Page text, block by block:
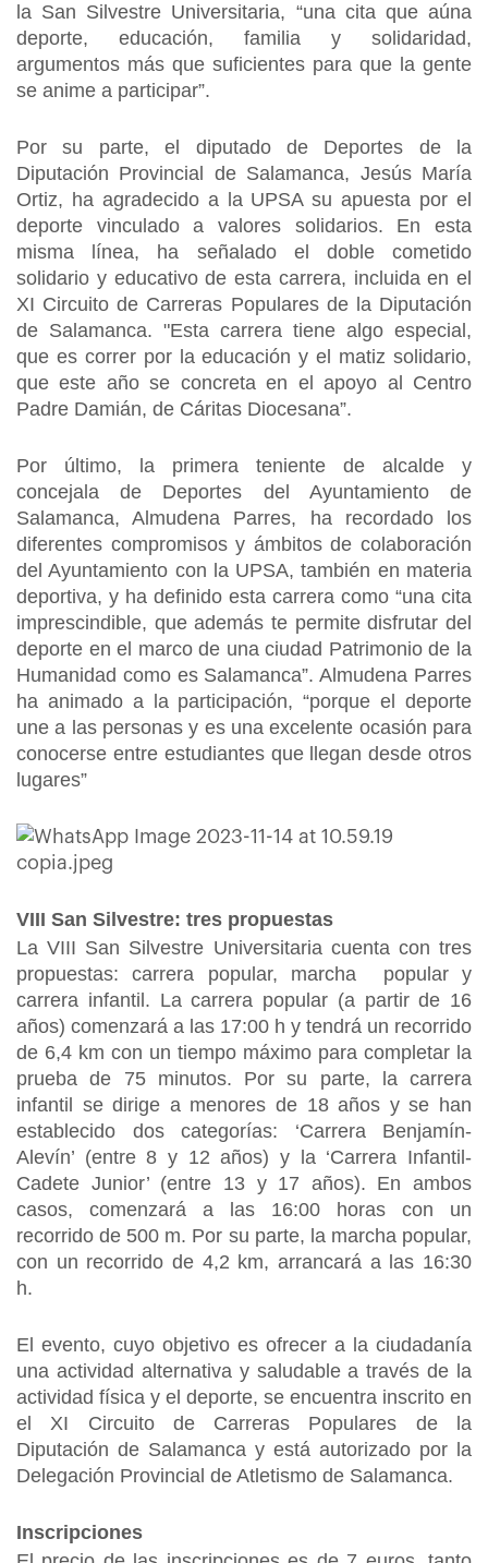
la San Silvestre Universitaria, “una cita que aúna
deporte, educación, familia y solidaridad,
argumentos más que suficientes para que la gente
se anime a participar”.
Por su parte, el diputado de Deportes de la
Diputación Provincial de Salamanca, Jesús María
Ortiz, ha agradecido a la UPSA su apuesta por el
deporte vinculado a valores solidarios. En esta
misma línea, ha señalado el doble cometido
solidario y educativo de esta carrera, incluida en el
XI Circuito de Carreras Populares de la Diputación
de Salamanca. "Esta carrera tiene algo especial,
que es correr por la educación y el matiz solidario,
que este año se concreta en el apoyo al Centro
Padre Damián, de Cáritas Diocesana”.
Por último, la primera teniente de alcalde y
concejala de Deportes del Ayuntamiento de
Salamanca, Almudena Parres, ha recordado los
diferentes compromisos y ámbitos de colaboración
del Ayuntamiento con la UPSA, también en materia
deportiva, y ha definido esta carrera como “una cita
imprescindible, que además te permite disfrutar del
deporte en el marco de una ciudad Patrimonio de la
Humanidad como es Salamanca”. Almudena Parres
ha animado a la participación, “porque el deporte
une a las personas y es una excelente ocasión para
conocerse entre estudiantes que llegan desde otros
lugares”
VIII San Silvestre: tres propuestas
La VIII San Silvestre Universitaria cuenta con tres
propuestas: carrera popular, marcha popular y
carrera infantil. La carrera popular (a partir de 16
años) comenzará a las 17:00 h y tendrá un recorrido
de 6,4 km con un tiempo máximo para completar la
prueba de 75 minutos. Por su parte, la carrera
infantil se dirige a menores de 18 años y se han
establecido dos categorías: ‘Carrera Benjamín-
Alevín’ (entre 8 y 12 años) y la ‘Carrera Infantil-
Cadete Junior’ (entre 13 y 17 años). En ambos
casos, comenzará a las 16:00 horas con un
recorrido de 500 m. Por su parte, la marcha popular,
con un recorrido de 4,2 km, arrancará a las 16:30
h.
El evento, cuyo objetivo es ofrecer a la ciudadanía
una actividad alternativa y saludable a través de la
actividad física y el deporte, se encuentra inscrito en
el XI Circuito de Carreras Populares de la
Diputación de Salamanca y está autorizado por la
Delegación Provincial de Atletismo de Salamanca.
Inscripciones